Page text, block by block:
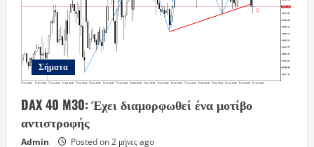
Σήματα
DAX 40 M30: Έχει διαμορφωθεί ένα μοτίβο
αντιστροφής
Admin Posted on 2 μήνες ago